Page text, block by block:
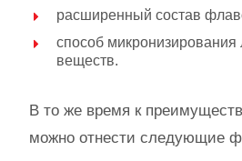
расширенный состав
способ микронизирования
веществ.
В то же время к
можно отнести следующие